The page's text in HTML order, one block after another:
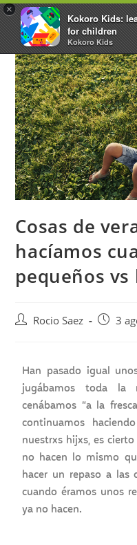
×
Kokoro Kids:
for children
Kokoro Kids
Cosas de
hacíamos
pequeños
Rocio Saez 3
Han pasado igual
jugábamos toda la
cenábamos “a la
continuamos
nuestrxs hijxs, es
no hacen lo mismo
hacer un repaso a las
cuando éramos unos
ya no hacen.